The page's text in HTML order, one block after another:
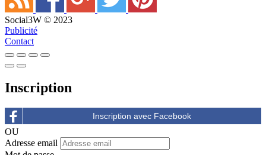
Social3W © 2023
Publicité
Contact
Inscription
OU
Adresse email